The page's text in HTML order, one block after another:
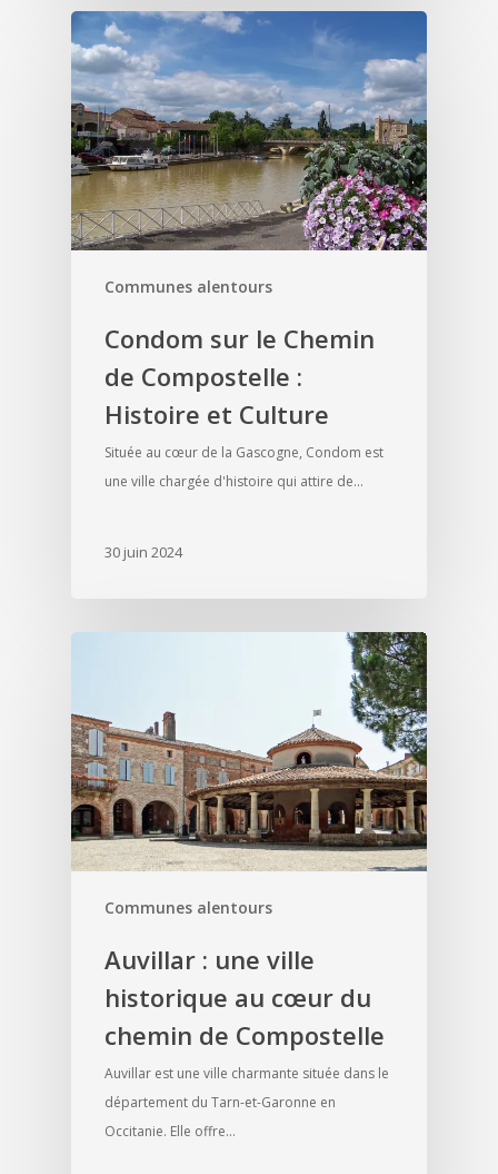
Communes alentours
Condom sur le Chemin
de Compostelle :
Histoire et Culture
Située au cœur de la Gascogne, Condom est
une ville chargée d'histoire qui attire de…
30 juin 2024
Communes alentours
Auvillar : une ville
historique au cœur du
chemin de Compostelle
Auvillar est une ville charmante située dans le
département du Tarn-et-Garonne en
Occitanie. Elle offre…